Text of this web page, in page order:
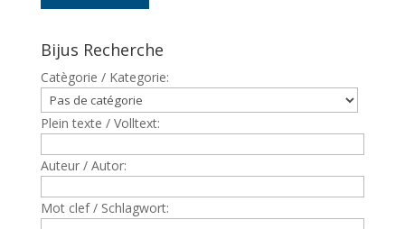
Bijus Recherche
Catègorie / Kategorie:
Plein texte / Volltext:
Auteur / Autor:
Mot clef / Schlagwort: